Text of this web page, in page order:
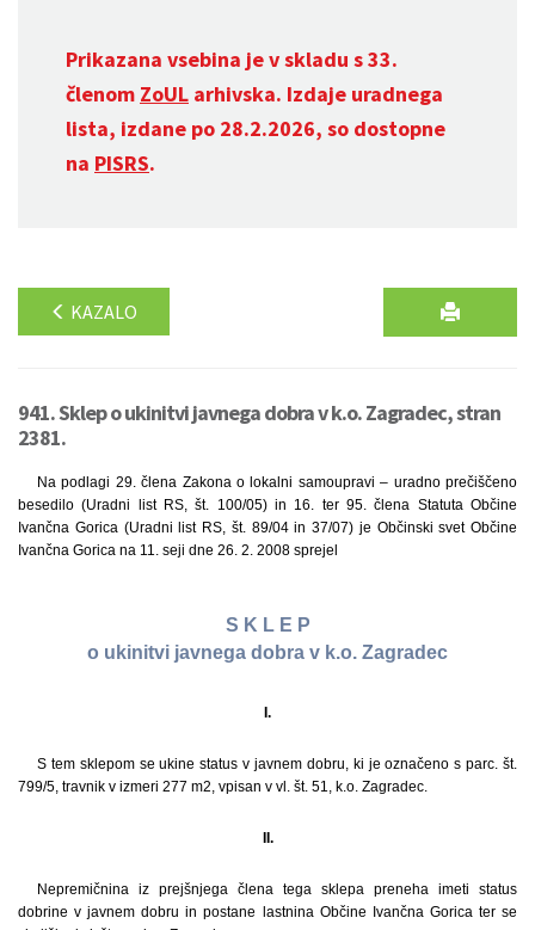
Prikazana vsebina je v skladu s 33.
členom ZoUL arhivska. Izdaje uradnega
lista, izdane po 28.2.2026, so dostopne
na PISRS.
KAZALO
941. Sklep o ukinitvi javnega dobra v k.o. Zagradec, stran
2381.
Na podlagi 29. člena Zakona o lokalni samoupravi – uradno prečiščeno
besedilo (Uradni list RS, št. 100/05) in 16. ter 95. člena Statuta Občine
Ivančna Gorica (Uradni list RS, št. 89/04 in 37/07) je Občinski svet Občine
Ivančna Gorica na 11. seji dne 26. 2. 2008 sprejel
S K L E P
o ukinitvi javnega dobra v k.o. Zagradec
I.
S tem sklepom se ukine status v javnem dobru, ki je označeno s parc. št.
799/5, travnik v izmeri 277 m2, vpisan v vl. št. 51, k.o. Zagradec.
II.
Nepremičnina iz prejšnjega člena tega sklepa preneha imeti status
dobrine v javnem dobru in postane lastnina Občine Ivančna Gorica ter se